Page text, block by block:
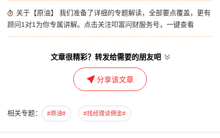
关于【原油】 我们准备了详细的专题解读，全部要点覆盖，更有
顾问1对1为你专属讲解。点击关注叩富问财服务号，一键查看
文章很精彩？转发给需要的朋友吧
分享该文章
相关专题： #原油# #找经理谈佣金#